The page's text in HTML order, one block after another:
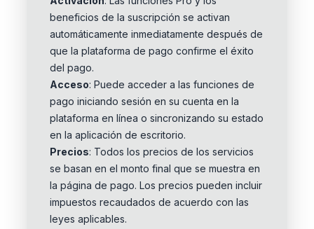
beneficios de la suscripción se activan
automáticamente inmediatamente después de
que la plataforma de pago confirme el éxito
del pago.
Acceso: Puede acceder a las funciones de
pago iniciando sesión en su cuenta en la
plataforma en línea o sincronizando su estado
en la aplicación de escritorio.
Precios: Todos los precios de los servicios
se basan en el monto final que se muestra en
la página de pago. Los precios pueden incluir
impuestos recaudados de acuerdo con las
leyes aplicables.